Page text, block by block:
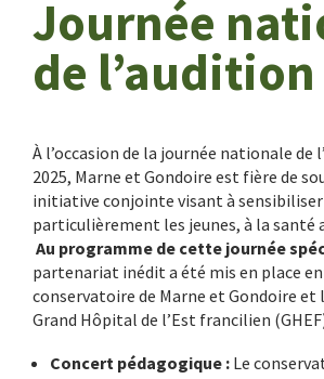
Journée
de l’audition
À l’occasion de la journée nationale de
2025, Marne et Gondoire est fière de
initiative conjointe visant à
particulièrement les jeunes, à la santé
Au programme de cette journée
partenariat inédit a été mis en place
conservatoire de Marne et Gondoire et
Grand Hôpital de l’Est francilien
Concert pédagogique : Le